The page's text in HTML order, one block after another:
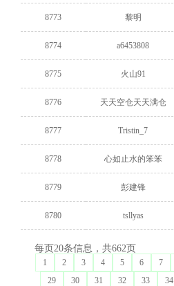
8773 黎明
8774 a6453808
8775 火山91
8776 天天空仓天天满仓
8777 Tristin_7
8778 心如止水的笨笨
8779 彭建锋
8780 tsllyas
每页20条信息，共662页
1 2 3 4 5 6 7
29
30 31 32 33 34